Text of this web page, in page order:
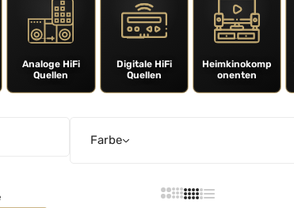
Analoge HiFi
Quellen
Digitale HiFi
Quellen
Heimkinokomp
onenten
Farbe